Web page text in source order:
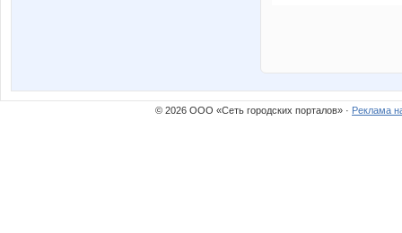
© 2026 ООО «Сеть городских порталов» · Реклама